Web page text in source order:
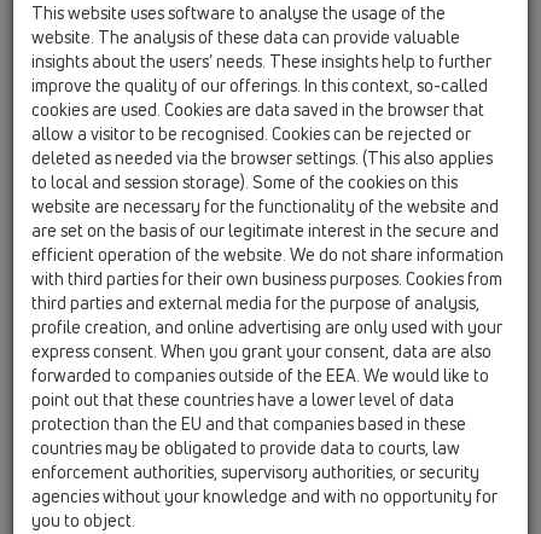
Izolim zëri
Mbrojtje nga zjarri
Ujëmbledhës pa fllanxhë
të tjera
Pjesë këmbimi
HL36N
13 shkarkues dyshemeje / Pjesë shtesë / Koperturat
/ HL36N / HL36N
Kapuç pilete d 110mm, kornizë plastike
100x100mm / grilë inoksi 94x94mm
HL37FPrblue
13 shkarkues dyshemeje / Pjesë shtesë / Koperturat
/ HL37 / HL37FPrblue
Kapuç pilete d 110mm me kllapë kundërmimi
This website uses software to analyse the usage of the
website. The analysis of these data can provide valuable
insights about the users’ needs. These insights help to further
improve the quality of our offerings. In this context, so-called
cookies are used. Cookies are data saved in the browser that
allow a visitor to be recognised. Cookies can be rejected or
deleted as needed via the browser settings. (This also applies
to local and session storage). Some of the cookies on this
website are necessary for the functionality of the website and
are set on the basis of our legitimate interest in the secure and
efficient operation of the website. We do not share information
with third parties for their own business purposes. Cookies from
third parties and external media for the purpose of analysis,
profile creation, and online advertising are only used with your
express consent. When you grant your consent, data are also
forwarded to companies outside of the EEA. We would like to
point out that these countries have a lower level of data
protection than the EU and that companies based in these
countries may be obligated to provide data to courts, law
enforcement authorities, supervisory authorities, or security
agencies without your knowledge and with no opportunity for
you to object.